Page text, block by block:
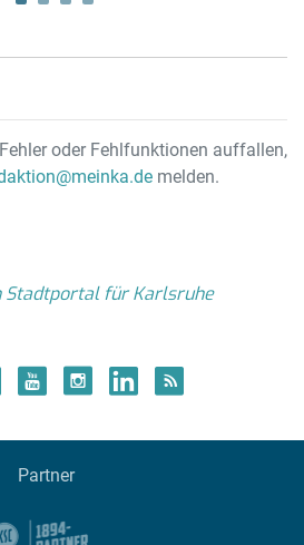
oder Fehlfunktionen auffallen,
melden.
Stadtportal für Karlsruhe
Partner